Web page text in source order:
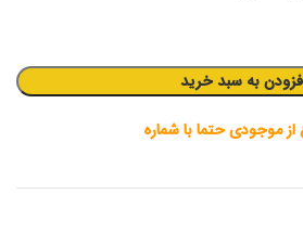
به سبد خرید
از موجودی حتما با شماره